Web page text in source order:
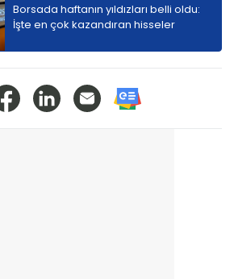
Borsada haftanın yıldızları belli oldu:
İşte en çok kazandıran hisseler